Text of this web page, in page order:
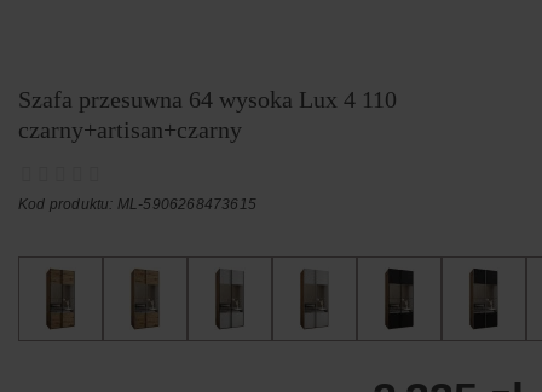
Szafa przesuwna 64 wysoka Lux 4 110
czarny+artisan+czarny
Kod produktu: ML-5906268473615